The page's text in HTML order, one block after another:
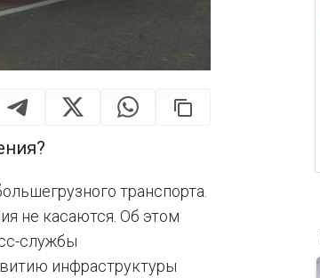
транспорта.
не касаются. Об этом
службы
инфраструктуры